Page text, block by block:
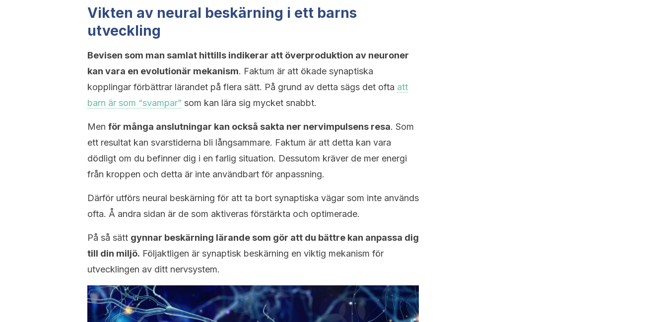
Vikten av neural beskärning i ett barns
utveckling
Bevisen som man samlat hittills indikerar att överproduktion av neuroner
kan vara en evolutionär mekanism. Faktum är att ökade synaptiska
kopplingar förbättrar lärandet på flera sätt. På grund av detta sägs det ofta att
barn är som “svampar” som kan lära sig mycket snabbt.
Men för många anslutningar kan också sakta ner nervimpulsens resa. Som
ett resultat kan svarstiderna bli långsammare. Faktum är att detta kan vara
dödligt om du befinner dig i en farlig situation. Dessutom kräver de mer energi
från kroppen och detta är inte användbart för anpassning.
Därför utförs neural beskärning för att ta bort synaptiska vägar som inte används
ofta. Å andra sidan är de som aktiveras förstärkta och optimerade.
På så sätt gynnar beskärning lärande som gör att du bättre kan anpassa dig
till din miljö. Följaktligen är synaptisk beskärning en viktig mekanism för
utvecklingen av ditt nervsystem.